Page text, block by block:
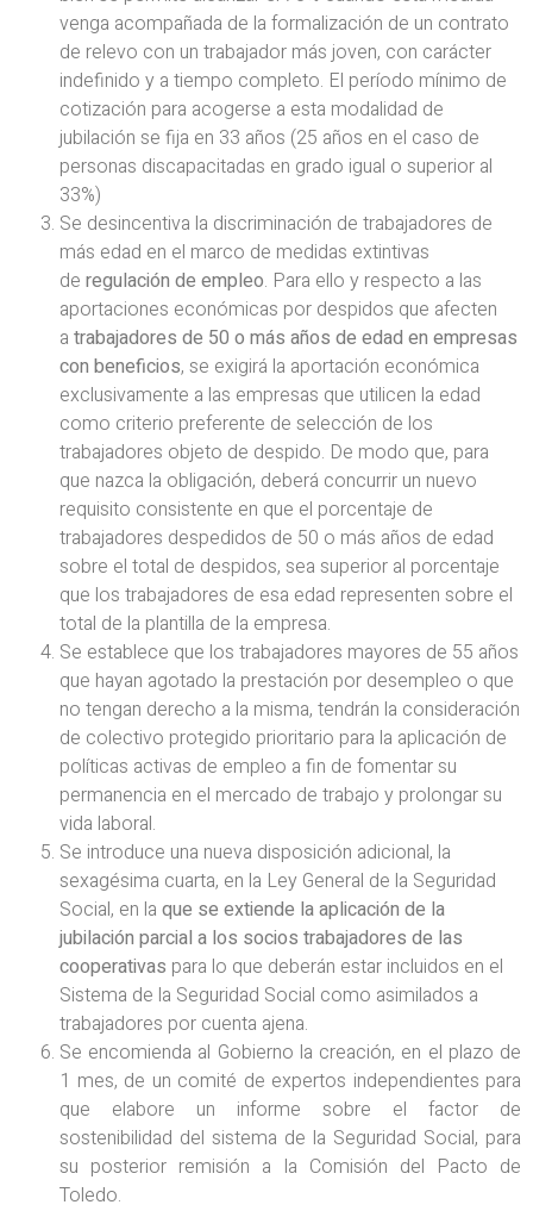
venga acompañada de la formalización de un contrato
de relevo con un trabajador más joven, con carácter
indefinido y a tiempo completo. El período mínimo de
cotización para acogerse a esta modalidad de
jubilación se fija en 33 años (25 años en el caso de
personas discapacitadas en grado igual o superior al
33%)
Se desincentiva la discriminación de trabajadores de
más edad en el marco de medidas extintivas
de regulación de empleo. Para ello y respecto a las
aportaciones económicas por despidos que afecten
a trabajadores de 50 o más años de edad en empresas
con beneficios, se exigirá la aportación económica
exclusivamente a las empresas que utilicen la edad
como criterio preferente de selección de los
trabajadores objeto de despido. De modo que, para
que nazca la obligación, deberá concurrir un nuevo
requisito consistente en que el porcentaje de
trabajadores despedidos de 50 o más años de edad
sobre el total de despidos, sea superior al porcentaje
que los trabajadores de esa edad representen sobre el
total de la plantilla de la empresa.
Se establece que los trabajadores mayores de 55 años
que hayan agotado la prestación por desempleo o que
no tengan derecho a la misma, tendrán la consideración
de colectivo protegido prioritario para la aplicación de
políticas activas de empleo a fin de fomentar su
permanencia en el mercado de trabajo y prolongar su
vida laboral.
Se introduce una nueva disposición adicional, la
sexagésima cuarta, en la Ley General de la Seguridad
Social, en la que se extiende la aplicación de la
jubilación parcial a los socios trabajadores de las
cooperativas para lo que deberán estar incluidos en el
Sistema de la Seguridad Social como asimilados a
trabajadores por cuenta ajena.
Se encomienda al Gobierno la creación, en el plazo de
1 mes, de un comité de expertos independientes para
que elabore un informe sobre el factor de
sostenibilidad del sistema de la Seguridad Social, para
su posterior remisión a la Comisión del Pacto de
Toledo.